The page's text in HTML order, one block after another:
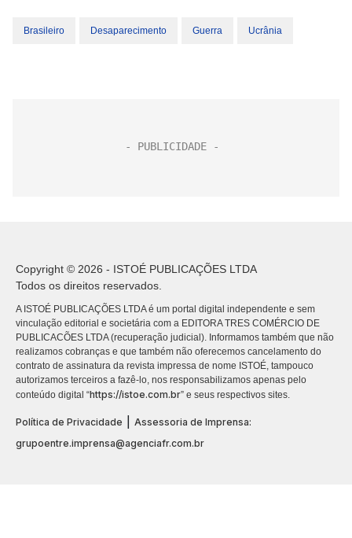
Brasileiro Desaparecimento Guerra Ucrânia
Copyright © 2026 - ISTOÉ PUBLICAÇÕES LTDA
Todos os direitos reservados.
A ISTOÉ PUBLICAÇÕES LTDA é um portal digital independente e sem
vinculação editorial e societária com a EDITORA TRES COMÉRCIO DE
PUBLICACÕES LTDA (recuperação judicial). Informamos também que não
realizamos cobranças e que também não oferecemos cancelamento do
contrato de assinatura da revista impressa de nome ISTOÉ, tampouco
autorizamos terceiros a fazê-lo, nos responsabilizamos apenas pelo
conteúdo digital “https://istoe.com.br” e seus respectivos sites.
Política de Privacidade
Assessoria de Imprensa:
grupoentre.imprensa@agenciafr.com.br